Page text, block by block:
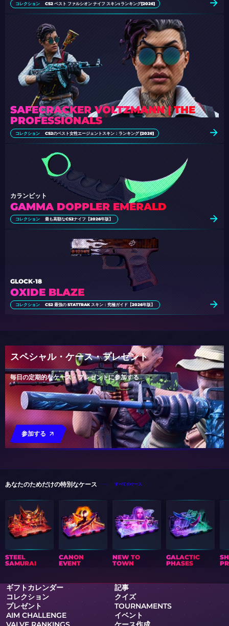
コレクション CS2 ベスト ファルシオン ナイフ スキン: ランキング[2026]
SAFECRACKER VOLTZMANN | THE
PROFESSIONALS
コレクション CS2のベスト女性エージェントスキン：ランキング [2026]
GAMMA DOPPLER EMERALD
カランビット
コレクション 最も高額なCS2ナイフ【2026年版】
OXIDE BLAZE
GLOCK-18
コレクション CS2 最強の STATTRAK スキン：究極ガイド【2026年版】
スペシャル・ケース・プレゼント
毎日の定期的なケース・プレゼントに参加する
参加する
あなたのためだけの特別なケース すべてのケース
STEEL
SAMURAI
CANON
EVENT
NEW TO
TOWN
GALACTIC
PHASES
ギフトカレンダー
記事
コレクション
クイズ
プレゼント
TOURNAMENTS
AIM CHALLENGE
イベント